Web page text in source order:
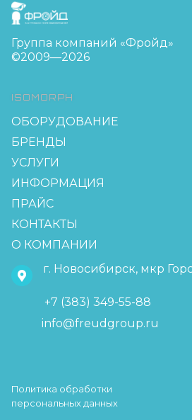
FreudGroup
Группа компаний «Фройд»
©2009—2026
ISOMORPH
ОБОРУДОВАНИЕ
БРЕНДЫ
УСЛУГИ
ИНФОРМАЦИЯ
ПРАЙС
КОНТАКТЫ
О КОМПАНИИ
г. Новосибирск, мкр
+7 (383) 349-55-88
info@freudgroup.ru
Политика обработки
персональных данных